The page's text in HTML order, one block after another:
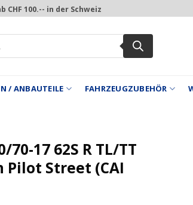
CHF 100.-- in der Schweiz
/ ANBAUTEILE FAHRZEUGZUBEHÖR
70-17 62S R TL/TT
Pilot Street (CAI